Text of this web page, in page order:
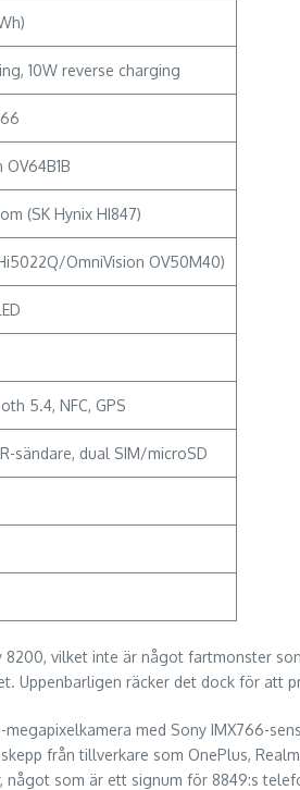
10W reverse charging
(SK Hynix HI847)
OmniVision OV50M40)
5.4, NFC, GPS
sändare, dual SIM/microSD
8200, vilket inte är något fartmonster
Uppenbarligen räcker det dock för att
med Sony IMX766-
från tillverkare som OnePlus,
som är ett signum för 8849:s